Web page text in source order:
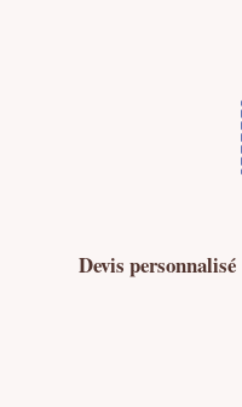
Devis personnalisé